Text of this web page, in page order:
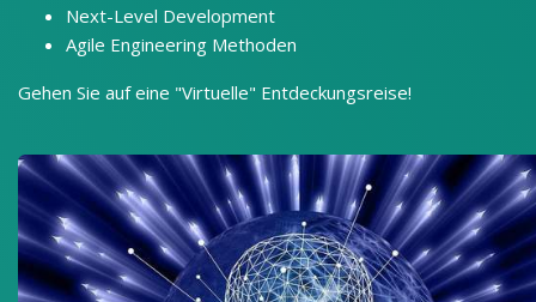
Next-Level Development
Agile Engineering Methoden
Gehen Sie auf eine "Virtuelle" Entdeckungsreise!